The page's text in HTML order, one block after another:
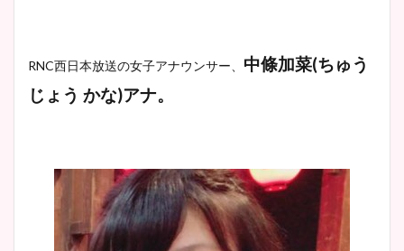
RNC西日本放送の女子アナウンサー、 中條加菜(ちゅう
じょう かな)アナ。